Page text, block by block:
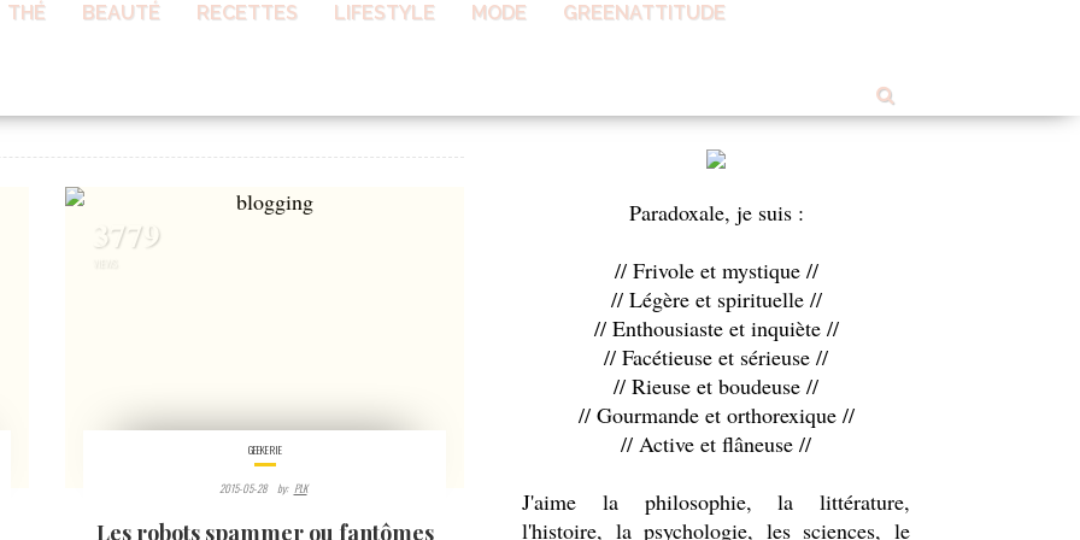
THÉ BEAUTÉ RECETTES LIFESTYLE MODE
GREENATTITUDE
3779
GEEKERIE
2015-05-28 By: PLK
Les robots spammer ou fantômes
Paradoxale, je suis :
// Frivole et mystique //
// Légère et spirituelle //
// Enthousiaste et inquiète //
// Facétieuse et sérieuse //
// Rieuse et boudeuse //
// Gourmande et orthorexique //
// Active et flâneuse //
J'aime la philosophie, la littérature,
l'histoire, la psychologie, les sciences, le